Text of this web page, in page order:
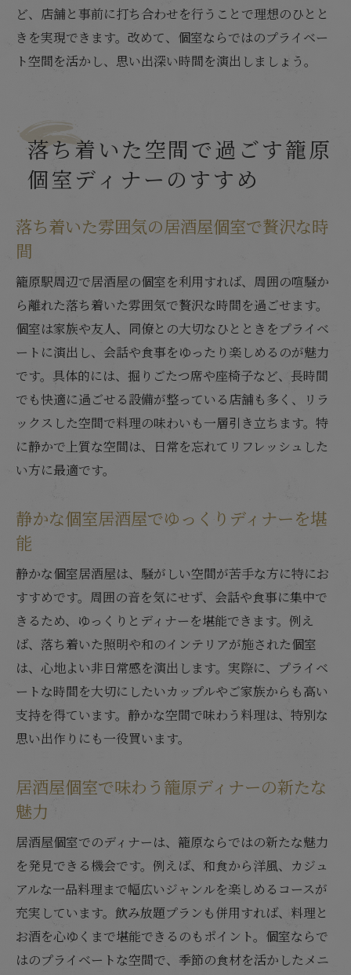
ど、店舗と事前に打ち合わせを行うことで理想のひとと
きを実現できます。改めて、個室ならではのプライベー
ト空間を活かし、思い出深い時間を演出しましょう。
落ち着いた空間で過ごす籠原
個室ディナーのすすめ
落ち着いた雰囲気の居酒屋個室で贅沢な時
間
籠原駅周辺で居酒屋の個室を利用すれば、周囲の喧騒か
ら離れた落ち着いた雰囲気で贅沢な時間を過ごせます。
個室は家族や友人、同僚との大切なひとときをプライベ
ートに演出し、会話や食事をゆったり楽しめるのが魅力
です。具体的には、掘りごたつ席や座椅子など、長時間
でも快適に過ごせる設備が整っている店舗も多く、リラ
ックスした空間で料理の味わいも一層引き立ちます。特
に静かで上質な空間は、日常を忘れてリフレッシュした
い方に最適です。
静かな個室居酒屋でゆっくりディナーを堪
能
静かな個室居酒屋は、騒がしい空間が苦手な方に特にお
すすめです。周囲の音を気にせず、会話や食事に集中で
きるため、ゆっくりとディナーを堪能できます。例え
ば、落ち着いた照明や和のインテリアが施された個室
は、心地よい非日常感を演出します。実際に、プライベ
ートな時間を大切にしたいカップルやご家族からも高い
支持を得ています。静かな空間で味わう料理は、特別な
思い出作りにも一役買います。
居酒屋個室で味わう籠原ディナーの新たな
魅力
居酒屋個室でのディナーは、籠原ならではの新たな魅力
を発見できる機会です。例えば、和食から洋風、カジュ
アルな一品料理まで幅広いジャンルを楽しめるコースが
充実しています。飲み放題プランも併用すれば、料理と
お酒を心ゆくまで堪能できるのもポイント。個室ならで
はのプライベートな空間で、季節の食材を活かしたメニ